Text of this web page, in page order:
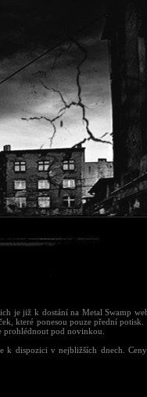
je již k dostání na Metal Swamp
které ponesou pouze přední potisk.
prohlédnout pod novinkou.
k dispozici v nejbližších dnech.